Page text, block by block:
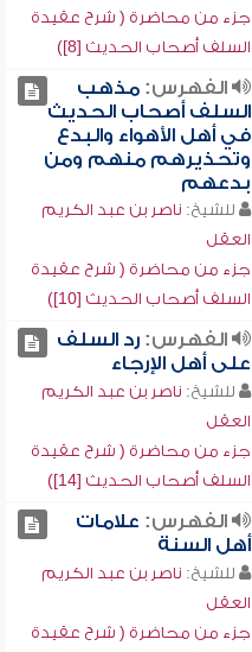
جزء من محاضرة ( شرح عقيدة
السلف أصحاب الحديث [8])
الفهرس:مذهب
السلف أصحاب الحديث
في أهل الأهواء والبدع
وتحذيرهم منهم ومن
بدعهم
للشيخ: ناصر بن عبد الكريم
العقل
جزء من محاضرة ( شرح عقيدة
السلف أصحاب الحديث [10])
الفهرس:رد السلف
على أهل الإرجاء
للشيخ: ناصر بن عبد الكريم
العقل
جزء من محاضرة ( شرح عقيدة
السلف أصحاب الحديث [14])
الفهرس: علامات
أهل السنة
للشيخ: ناصر بن عبد الكريم
العقل
جزء من محاضرة ( شرح عقيدة